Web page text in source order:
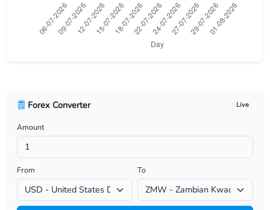
USD/BIF
USD/BMD
USD/BSD
USD/BWP
Forex Converter Live
Amount
From To